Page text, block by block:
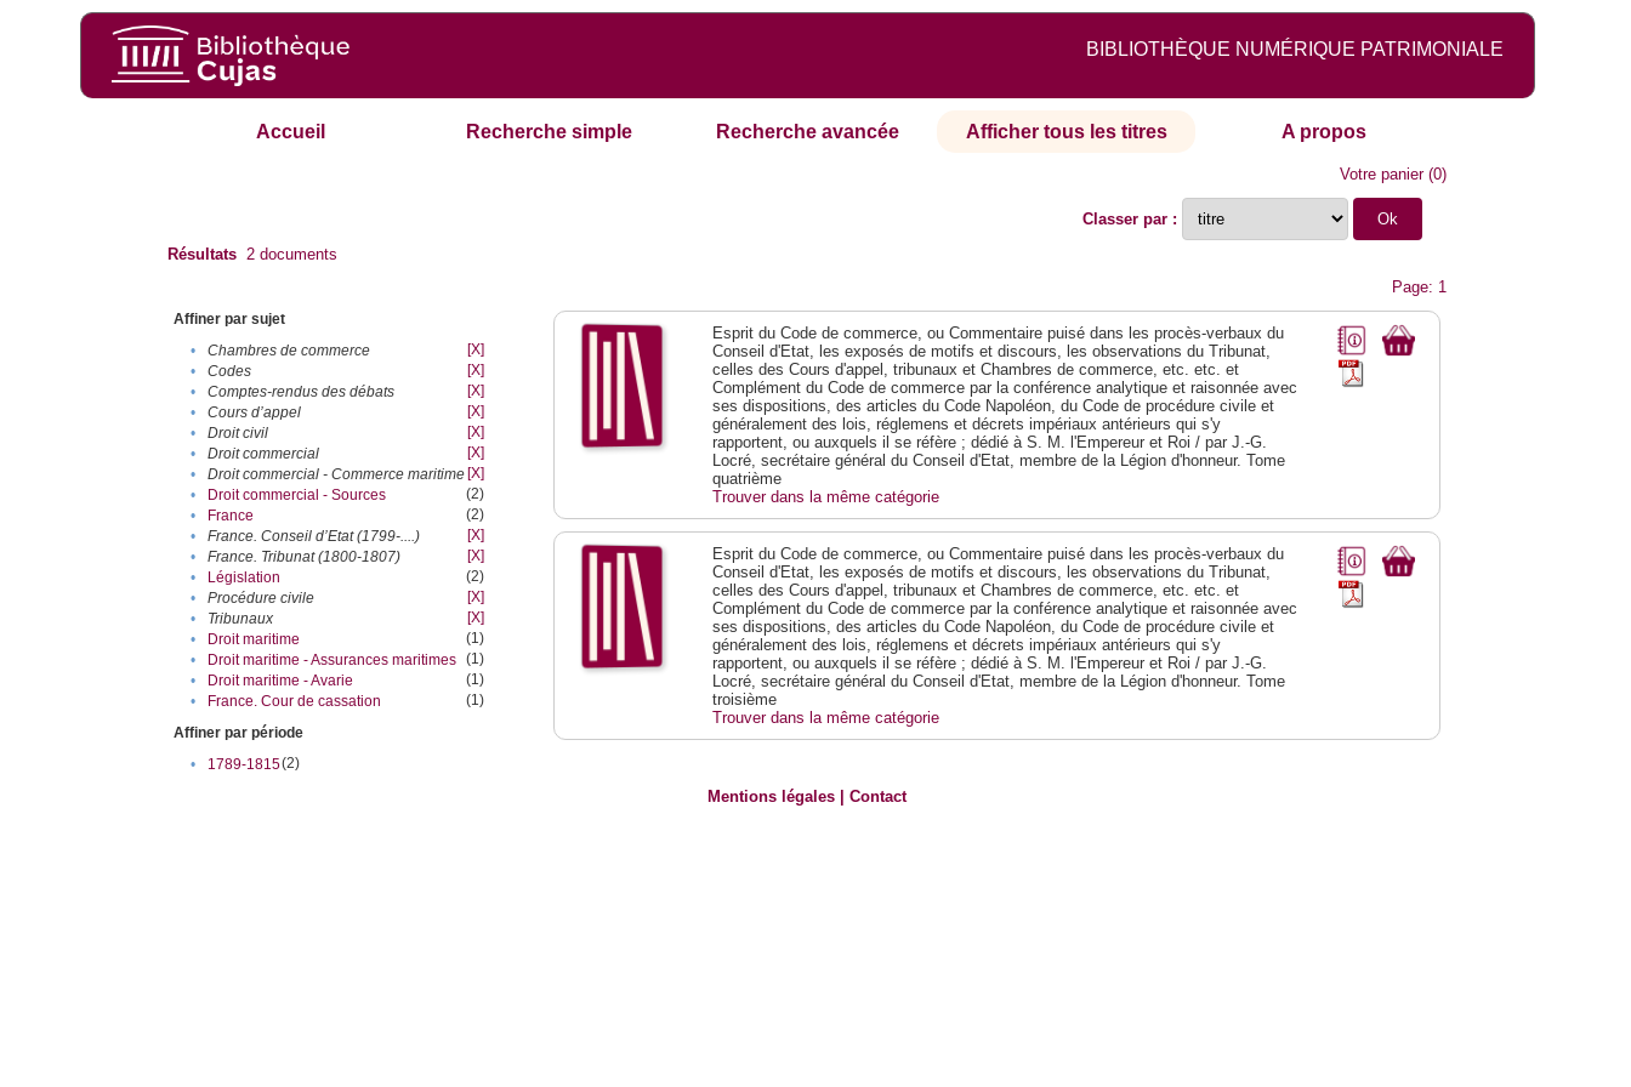
BIBLIOTHÈQUE NUMÉRIQUE PATRIMONIALE
Accueil Recherche simple Recherche avancée Afficher tous les titres A propos
Votre panier(0)
Classer par :
Résultats 2 documents
Page: 1
Affiner par sujet
•
Chambres de commerce
[X]
•
Codes
[X]
•
Comptes-rendus des débats
[X]
•
Cours d’appel
[X]
•
Droit civil
[X]
•
Droit commercial
[X]
•
Droit commercial - Commerce maritime [X]
•
Droit commercial - Sources
(2)
•
France
(2)
•
France. Conseil d’Etat (1799-....)
[X]
•
France. Tribunat (1800-1807)
[X]
•
Législation
(2)
•
Procédure civile
[X]
•
Tribunaux
[X]
•
Droit maritime
(1)
•
Droit maritime - Assurances maritimes (1)
•
Droit maritime - Avarie
(1)
•
France. Cour de cassation
(1)
Affiner par période
•
1789-1815(2)
Esprit du Code de commerce, ou Commentaire puisé dans les procès-verbaux du
Conseil d'Etat, les exposés de motifs et discours, les observations du Tribunat,
celles des Cours d'appel, tribunaux et Chambres de commerce, etc. etc. et
Complément du Code de commerce par la conférence analytique et raisonnée avec
ses dispositions, des articles du Code Napoléon, du Code de procédure civile et
généralement des lois, réglemens et décrets impériaux antérieurs qui s'y
rapportent, ou auxquels il se réfère ; dédié à S. M. l'Empereur et Roi / par J.-G.
Locré, secrétaire général du Conseil d'Etat, membre de la Légion d'honneur. Tome
quatrième
Trouver dans la même catégorie
Esprit du Code de commerce, ou Commentaire puisé dans les procès-verbaux du
Conseil d'Etat, les exposés de motifs et discours, les observations du Tribunat,
celles des Cours d'appel, tribunaux et Chambres de commerce, etc. etc. et
Complément du Code de commerce par la conférence analytique et raisonnée avec
ses dispositions, des articles du Code Napoléon, du Code de procédure civile et
généralement des lois, réglemens et décrets impériaux antérieurs qui s'y
rapportent, ou auxquels il se réfère ; dédié à S. M. l'Empereur et Roi / par J.-G.
Locré, secrétaire général du Conseil d'Etat, membre de la Légion d'honneur. Tome
troisième
Trouver dans la même catégorie
Mentions légales |Contact